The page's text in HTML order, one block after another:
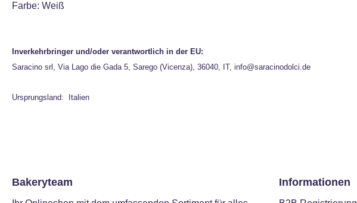
Farbe: Weiß
Inverkehrbringer und/oder verantwortlich in der EU:
Saracino srl, Via Lago die Gada 5, Sarego (Vicenza), 36040, IT, info@saracinodolci.de
Ursprungsland: Italien
Bakeryteam Informationen